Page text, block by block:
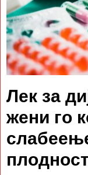
Лек за
жени го